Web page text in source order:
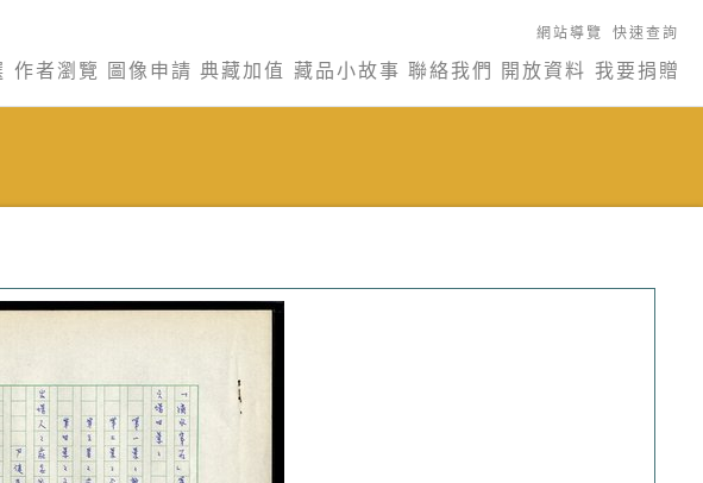
網站導覽 快速查詢
作者瀏覽 圖像申請 典藏加值 藏品小故事 聯絡我們 開放資料 我要捐贈